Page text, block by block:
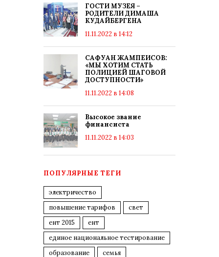
ГОСТИ МУЗЕЯ –
РОДИТЕЛИ ДИМАША
КУДАЙБЕРГЕНА
11.11.2022 в 14:12
САФУАН ЖАМПЕИСОВ:
«МЫ ХОТИМ СТАТЬ
ПОЛИЦИЕЙ ШАГОВОЙ
ДОСТУПНОСТИ»
11.11.2022 в 14:08
Высокое звание
финансиста
11.11.2022 в 14:03
ПОПУЛЯРНЫЕ ТЕГИ
электричество
повышение тарифов
свет
ент 2015
ент
единое национальное тестирование
образование
семья